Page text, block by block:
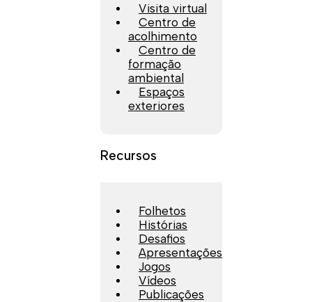
Visita virtual
Centro de
acolhimento
Centro de
formação
ambiental
Espaços
exteriores
Recursos
Folhetos
Histórias
Desafios
Apresentações
Jogos
Vídeos
Publicações